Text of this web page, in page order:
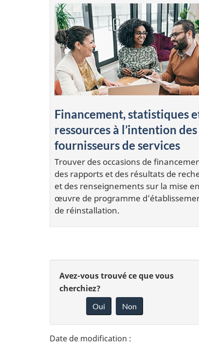
Financement, statistiques
ressources à l’intention des
fournisseurs de services
Trouver des occasions de
des rapports et des résultats de
et des renseignements sur la mise en
œuvre de programme
de réinstallation.
D
é
a
D
n
Avez-vous trouvé ce que vous
cherchiez?
Oui Non